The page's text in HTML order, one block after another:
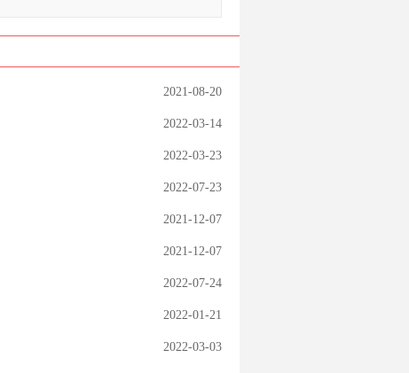
2021-08-20
2022-03-14
2022-03-23
2022-07-23
2021-12-07
2021-12-07
2022-07-24
2022-01-21
2022-03-03